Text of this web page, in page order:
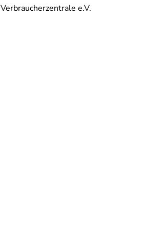
Verbraucherzentrale e.V.